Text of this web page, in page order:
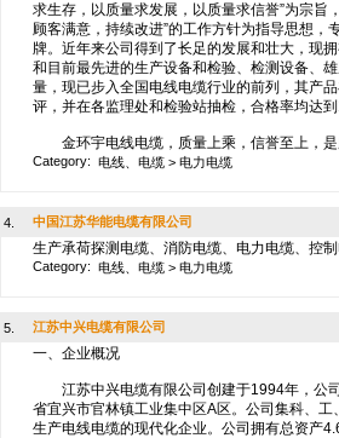
求生存，以质量求发展，以质量求信誉”为宗旨
顾客满意，持续改进”的工作方针为指导思想，
牌。近年来公司得到了长足的发展和壮大，现
和目前最先进的生产设备和检验、检测设备、
量，现已步入全国电线电缆行业的前列，其产
评，并在各监理处和检验站抽检，合格率均达到
金环宇电线电缆，质量上乘，信誉至上，是
Category: 电线、电缆 > 电力电缆
4. 中国江苏华能电缆有限公司
生产承荷探测电缆、消防电缆、电力电缆、控制
Category: 电线、电缆 > 电力电缆
5. 江苏中兴电缆有限公司
一、企业概况
江苏中兴电缆有限公司创建于1994年，公
省宜兴市官林镇工业集中区A区。公司集科、工
生产电线电缆的现代化企业。公司拥有总资产